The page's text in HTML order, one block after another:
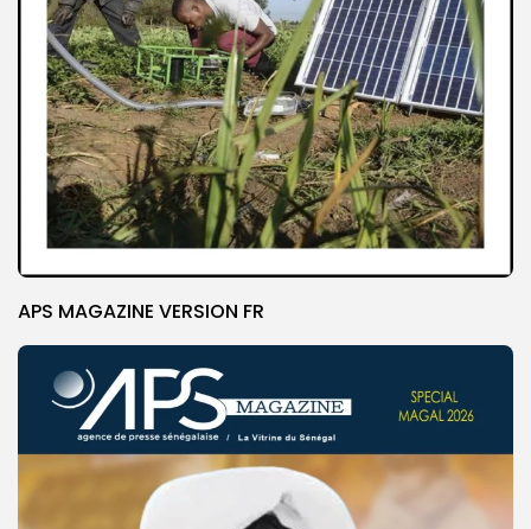
APS MAGAZINE VERSION FR